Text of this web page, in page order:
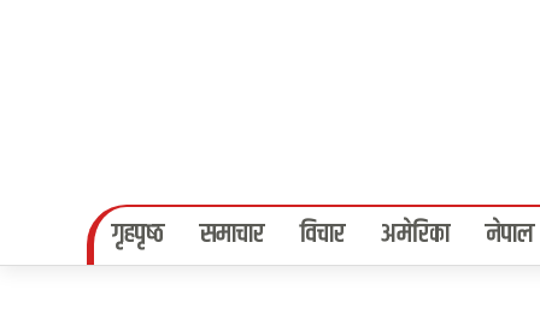
गृहपृष्‍ठ समाचार विचार अमेरिका नेपाल